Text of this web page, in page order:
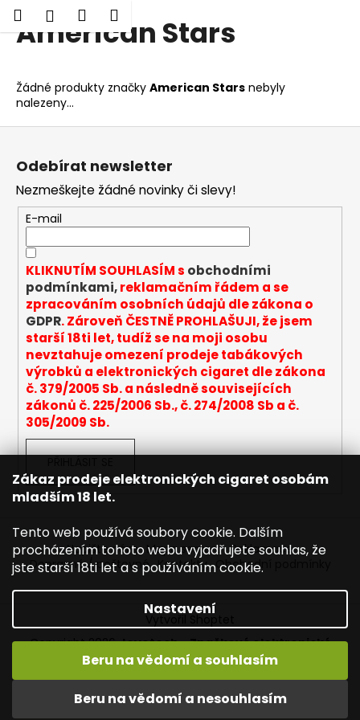
Zákaz prodeje elektronických cigaret osobám
mladším 18 let.
Tento web používá soubory cookie. Dalším
procházením tohoto webu vyjadřujete souhlas, že
jste starší 18ti let a s používáním cookie.
Nastavení
Beru na vědomí a nesouhlasím
Beru na vědomí a souhlasím
Přejít
Vítejte na JOYETECH. DORUČENÍ ZDARMA zásilkovnou nad
HledatPřihlášení
Nákupní
košík
American Stars
Žádné produkty značky American Stars nebyly
nalezeny...
o Zpět
Zpět
C
o
p
t
ř
e
b
u
e
e
n
a
t
?
HLEDAT
o
r
Z
Odebírat newsletter
Nezmeškejte žádné novinky či slevy!
E-mail
KLIKNUTÍM SOUHLASÍM s obchodními
podmínkami,reklamačním řádem a se
zpracováním osobních údajů dle zákona o
GDPR. Zároveň ČESTNĚ PROHLAŠUJI, že jsem
starší 18ti let, tudíž se na moji osobu
nevztahuje omezení prodeje tabákových
výrobků a elektronických cigaret dle zákona
č. 379/2005 Sb. a následně souvisejících
zákonů č. 225/2006 Sb., č. 274/2008 Sb a č.
305/2009 Sb.
Napište nám Mapa serveru Reklamace
Dopravné / poštovné Kontakty Obchodní podmínky
Copyright 2026Joyetech - Značkové elektronické
. Všechna práva vyhrazena.Upravit nastavení